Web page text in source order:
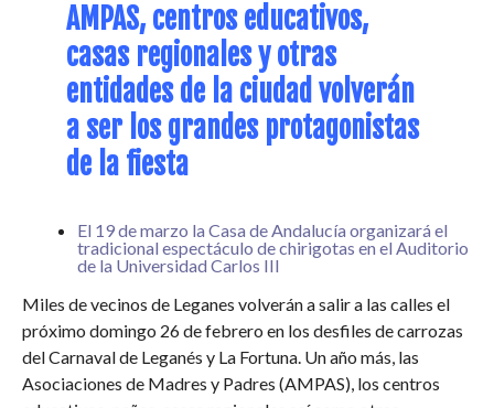
AMPAS, centros educativos,
casas regionales y otras
entidades de la ciudad volverán
a ser los grandes protagonistas
de la fiesta
El 19 de marzo la Casa de Andalucía organizará el
tradicional espectáculo de chirigotas en el Auditorio
de la Universidad Carlos III
Miles de vecinos de Leganes volverán a salir a las calles el
próximo domingo 26 de febrero en los desfiles de carrozas
del Carnaval de Leganés y La Fortuna. Un año más, las
Asociaciones de Madres y Padres (AMPAS), los centros